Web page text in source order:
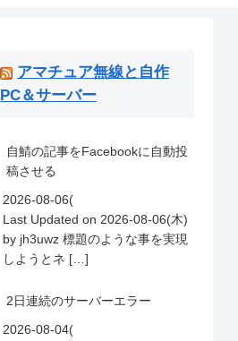
アマチュア無線と自作
PC＆サーバー
自鯖の記事をFacebookに自動投
稿させる
2026-08-06(
Last Updated on 2026-08-06(木)
by jh3uwz 標題のような事を実現
しようとネ […]
2日連続のサーバーエラー
2026-08-04(